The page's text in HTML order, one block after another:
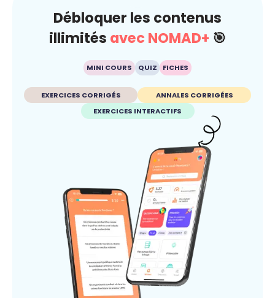
Débloquer les contenus
illimités avec NOMAD+ 🎯
MINI COURS QUIZ FICHES
EXERCICES CORRIGÉS
ANNALES CORRIGÉES
EXERCICES INTERACTIFS